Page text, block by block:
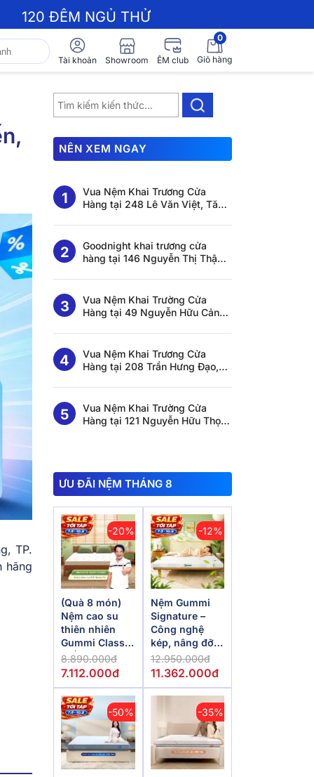
120 ĐÊM NGỦ THỬ
Tài khoản Showroom ÊM club
0
Giỏ hàng
TP.
hãng
NÊN XEM NGAY
Vua Nệm Khai Trương Cửa
Hàng tại 248 Lê Văn Việt, Tăng
Goodnight khai trương cửa
hàng tại 146 Nguyễn Thị Thập,
Vua Nệm Khai Trường Cửa
Hàng tại 49 Nguyễn Hữu Cảnh,
Vua Nệm Khai Trương Cửa
Hàng tại 208 Trần Hưng Đạo,
Vua Nệm Khai Trường Cửa
Hàng tại 121 Nguyễn Hữu Thọ,
ƯU ĐÃI NỆM THÁNG 8
-20%
(Quà 8 món)
Nệm cao su
thiên nhiên
Gummi Classic
thế hệ mới dày
5/10/15cm
8.890.000đ
7.112.000đ
-12%
Nệm Gummi
Signature –
Công nghệ
kép, nâng đỡ
vượt trội,
kháng khuẩn
12.950.000đ
11.362.000đ
-50% -35%